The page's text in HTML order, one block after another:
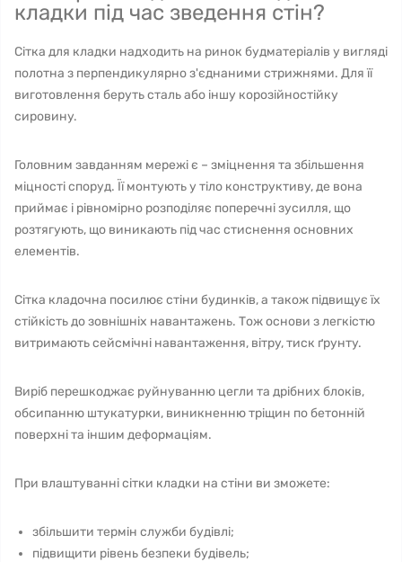
кладки під час зведення стін?
Сітка для кладки надходить на ринок будматеріалів у вигляді
полотна з перпендикулярно з'єднаними стрижнями. Для її
виготовлення беруть сталь або іншу корозійностійку
сировину.
Головним завданням мережі є – зміцнення та збільшення
міцності споруд. Її монтують у тіло конструктиву, де вона
приймає і рівномірно розподіляє поперечні зусилля, що
розтягують, що виникають під час стиснення основних
елементів.
Сітка кладочна посилює стіни будинків, а також підвищує їх
стійкість до зовнішніх навантажень. Тож основи з легкістю
витримають сейсмічні навантаження, вітру, тиск ґрунту.
Виріб перешкоджає руйнуванню цегли та дрібних блоків,
обсипанню штукатурки, виникненню тріщин по бетонній
поверхні та іншим деформаціям.
При влаштуванні сітки кладки на стіни ви зможете:
збільшити термін служби будівлі;
підвищити рівень безпеки будівель;